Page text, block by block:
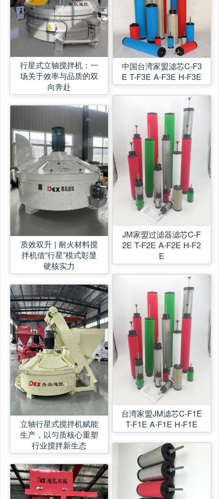
行星式立轴搅拌机：一
场关于效率与品质的双
向奔赴
质效双升 | 耐火材料搅
拌机借“行星”模式彰显
硬核实力
立轴行星式搅拌机赋能
生产，以匀质核心重塑
行业搅拌新生态
中国台湾家盟滤芯C-F3
E T-F3E A-F3E H-F3E
JM家盟过滤器滤芯C-F
2E T-F2E A-F2E H-F2
E
台湾家盟JM滤芯C-F1E
T-F1E A-F1E H-F1E